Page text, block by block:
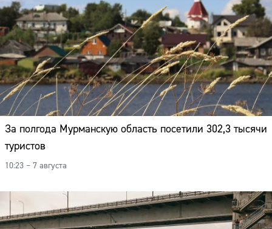
За полгода Мурманскую область посетили 302,3 тысячи
туристов
10:23 – 7 августа